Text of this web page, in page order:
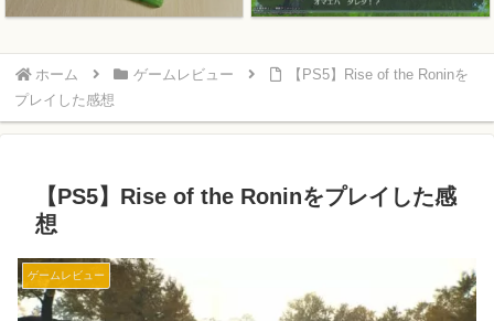
ホーム ゲームレビュー
【PS5】Rise of the Roninを
プレイした感想
【PS5】Rise of the Roninをプレイした感
想
ゲームレビュー